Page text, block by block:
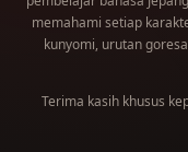
memahami setiap
kunyomi, urutan
Terima kasih khusus